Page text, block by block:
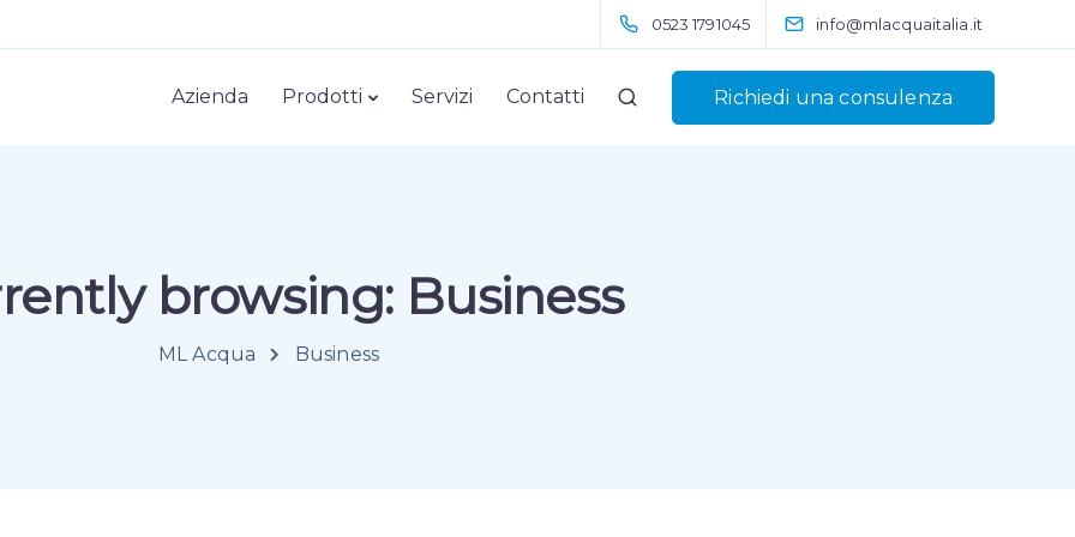
0523 1791045 info@mlacquaitalia.it
Azienda Prodotti Servizi Contatti Richiedi una consulenza
browsing: Business
ML Acqua Business